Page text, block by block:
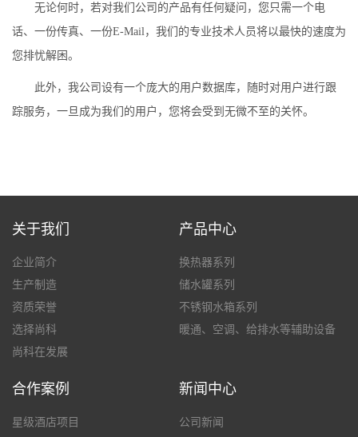
无论何时，若对我们公司的产品有任何疑问，您只需一个电
话、一份传真、一份E-Mail，我们的专业技术人员将以最快的速度为
您排忧解困。
此外，我公司设有一个庞大的用户数据库，随时对用户进行跟
踪服务，一旦成为我们的用户，您将会受到无微不至的关怀。
关于我们
企业简介
生产制造
资质荣誉
选择尚科
尚科在发展
产品中心
换热器系列
储水罐系列
不锈钢水箱系列
暖通、空调、给排水等辅助设备
合作案例
星级酒店项目
新闻中心
公司新闻